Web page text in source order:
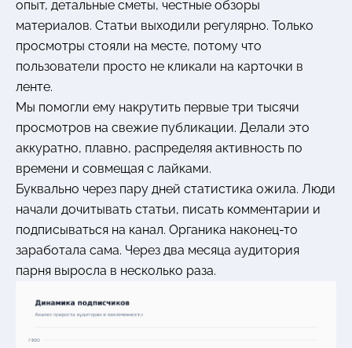
опыт, детальные сметы, честные обзоры
материалов. Статьи выходили регулярно. Только
просмотры стояли на месте, потому что
пользователи просто не кликали на карточки в
ленте.
Мы помогли ему накрутить первые три тысячи
просмотров на свежие публикации. Делали это
аккуратно, плавно, распределяя активность по
времени и совмещая с лайками.
Буквально через пару дней статистика ожила. Люди
начали дочитывать статьи, писать комментарии и
подписываться на канал. Органика наконец-то
заработала сама. Через два месяца аудитория
парня выросла в несколько раза.